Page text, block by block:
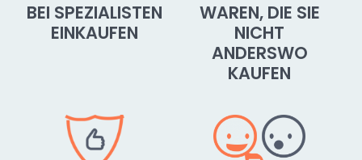
BEI SPEZIALISTEN
EINKAUFEN
WAREN, DIE SIE
NICHT
ANDERSWO
KAUFEN